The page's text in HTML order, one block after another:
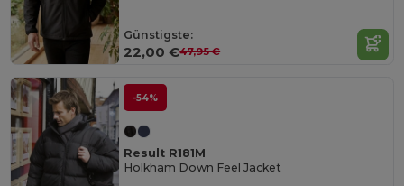
Günstigste:
22,00 €47,95 €
-54%
Result R181M
Holkham Down Feel Jacket